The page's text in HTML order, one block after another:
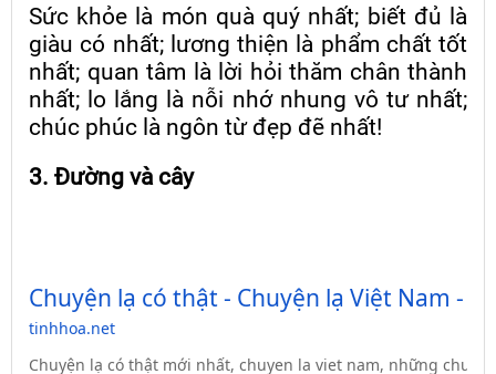
Sức khỏe là món quà quý nhất; biết đủ là
giàu có nhất; lương thiện là phẩm chất tốt
nhất; quan tâm là lời hỏi thăm chân thành
nhất; lo lắng là nỗi nhớ nhung vô tư nhất;
chúc phúc là ngôn từ đẹp đẽ nhất!
3. Đường và cây
Chuyện lạ có thật - Chuyện lạ Việt Nam -
tinhhoa.net
Chuyện lạ có thật mới nhất, chuyen la viet nam, những